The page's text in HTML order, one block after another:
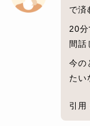
で済
20
間話
今の
たい
引用